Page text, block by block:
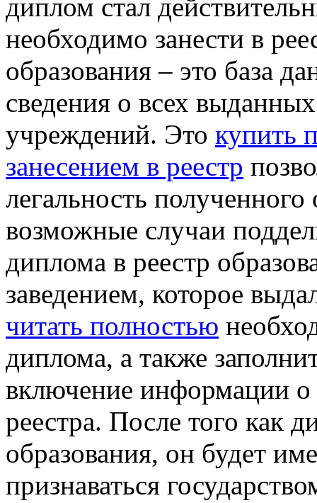
диплом стал
необходимо занести в
образования – это база
сведения о всех
учреждений. Это купить
занесением в реестр
легальность
возможные случаи
диплома в реестр
заведением, которое
читать полностью
диплома, а также
включение информации
реестра. После того как
образования, он будет
признаваться